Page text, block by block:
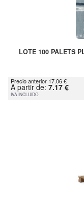
LOTE 100 PALETS
Precio anterior 17.06 €
A partir de: 7.17 €
IVA INCLUIDO